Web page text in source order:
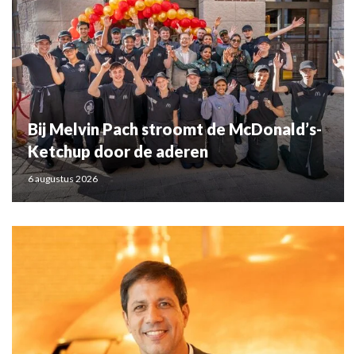
Bij Melvin Pach stroomt de McDonald’s-
Ketchup door de aderen
6 augustus 2026